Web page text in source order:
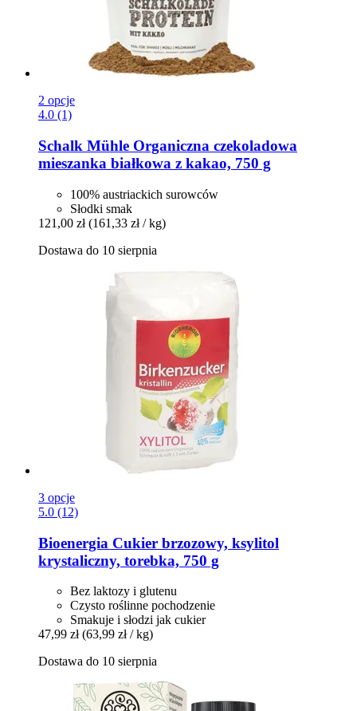
2 opcje
4.0 (1)
Schalk Mühle Organiczna czekoladowa
mieszanka białkowa z kakao, 750 g
100% austriackich surowców
Słodki smak
121,00 zł (161,33 zł / kg)
Dostawa do 10 sierpnia
3 opcje
5.0 (12)
Bioenergia Cukier brzozowy, ksylitol
krystaliczny, torebka, 750 g
Bez laktozy i glutenu
Czysto roślinne pochodzenie
Smakuje i słodzi jak cukier
47,99 zł (63,99 zł / kg)
Dostawa do 10 sierpnia